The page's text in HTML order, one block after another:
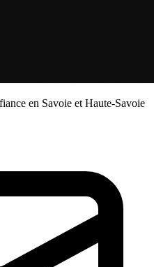
en Savoie et Haute-Savoie